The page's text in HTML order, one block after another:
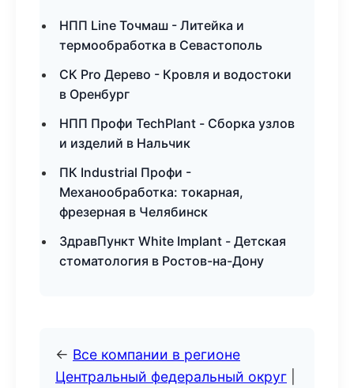
НПП Line Точмаш - Литейка и
термообработка в Севастополь
СК Pro Дерево - Кровля и водостоки
в Оренбург
НПП Профи TechPlant - Сборка узлов
и изделий в Нальчик
ПК Industrial Профи -
Механообработка: токарная,
фрезерная в Челябинск
ЗдравПункт White Implant - Детская
стоматология в Ростов-на-Дону
← Все компании в регионе
Центральный федеральный округ